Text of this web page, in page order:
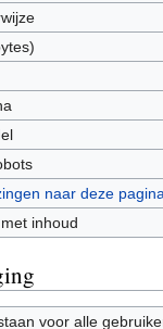
naar deze
inhoud
voor alle